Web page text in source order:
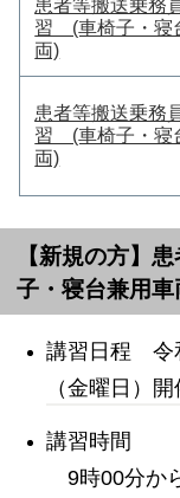
患者等搬送乗務
習 (車椅子・寝
両)
患者等搬送乗務
習 (車椅子・寝
両)
【新規の方】 患
子・寝台兼用車
講習日程 令
（金曜日）開
講習時間
9時00分か